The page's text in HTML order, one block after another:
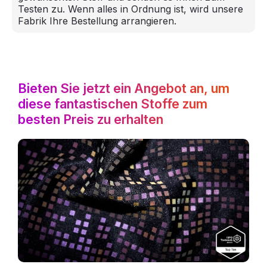
Testen zu. Wenn alles in Ordnung ist, wird unsere
Fabrik Ihre Bestellung arrangieren.
Bieten Sie jetzt ein Angebot an, um
diese fantastischen Stoffe zum
besten Preis zu erhalten